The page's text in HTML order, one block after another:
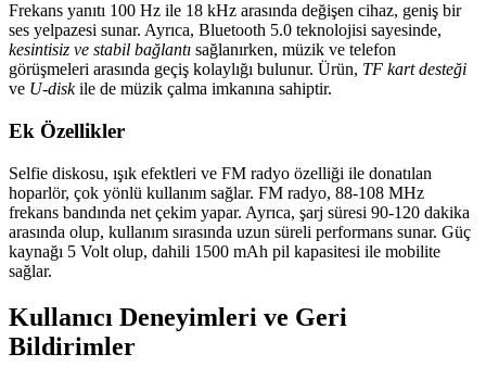
Frekans yanıtı 100 Hz ile 18 kHz arasında değişen cihaz, geniş bir
ses yelpazesi sunar. Ayrıca, Bluetooth 5.0 teknolojisi sayesinde,
kesintisiz ve stabil bağlantı sağlanırken, müzik ve telefon
görüşmeleri arasında geçiş kolaylığı bulunur. Ürün, TF kart desteği
ve U-diskile de müzik çalma imkanına sahiptir.
Ek Özellikler
Selfie diskosu, ışık efektleri ve FM radyo özelliği ile donatılan
hoparlör, çok yönlü kullanım sağlar. FM radyo, 88-108 MHz
frekans bandında net çekim yapar. Ayrıca, şarj süresi 90-120 dakika
arasında olup, kullanım sırasında uzun süreli performans sunar. Güç
kaynağı 5 Volt olup, dahili 1500 mAh pil kapasitesi ile mobilite
sağlar.
Kullanıcı Deneyimleri ve Geri
Bildirimler